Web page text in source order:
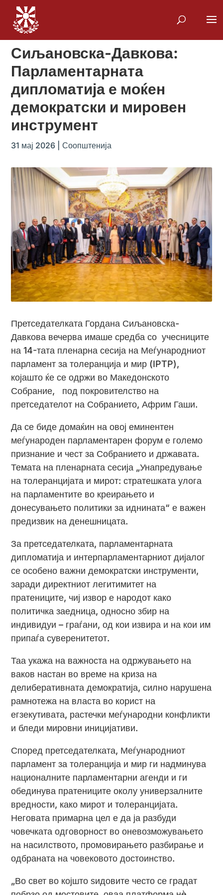
Сиљановска-Давкова:
Парламентарната
дипломатија е моќен
демократски и мировен
инструмент
31 мај 2026 |Соопштенија
Претседателката Гордана Сиљановска-
Давкова вечерва имаше средба со учесниците
на 14-тата пленарна сесија на Меѓународниот
парламент за толеранција и мир (IPTP),
којашто ќе се одржи во Македонското
Собрание, под покровителство на
претседателот на Собранието, Африм Гаши.
Да се биде домаќин на овој еминентен
меѓународен парламентарен форум е големо
признание и чест за Собранието и државата.
Темата на пленарната сесија „Унапредување
на толеранцијата и мирот: стратешката улога
на парламентите во креирањето и
донесувањето политики за иднината“ е важен
предизвик на денешницата.
За претседателката, парламентарната
дипломатија и интерпарламентарниот дијалог
се особено важни демократски инструменти,
заради директниот легитимитет на
пратениците, чиј извор е народот како
политичка заедница, односно збир на
индивидуи – граѓани, од кои извира и на кои им
припаѓа суверенитетот.
Таа укажа на важноста на одржувањето на
ваков настан во време на криза на
делиберативната демократија, силно нарушена
рамнотежа на власта во корист на
егзекутивата, растечки меѓународни конфликти
и бледи мировни иницијативи.
Според претседателката, Меѓународниот
парламент за толеранција и мир ги надминува
националните парламентарни агенди и ги
обединува пратениците околу универзалните
вредности, како мирот и толеранцијата.
Неговата примарна цел е да ја разбуди
човечката одговорност во оневозможувањето
на насилството, промовирањето разбирање и
одбраната на човековото достоинство.
„Во свет во којшто ѕидовите често се градат